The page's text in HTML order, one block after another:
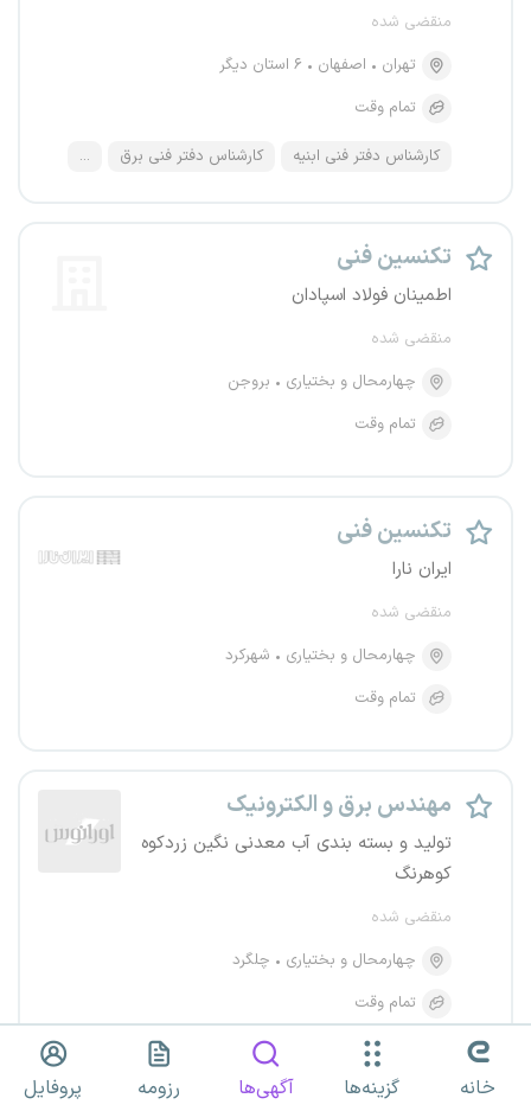
منقضی شده
تهران
اصفهان
۶ استان دیگر
تمام وقت
کارشناس دفتر فنی ابنیه کارشناس دفتر فنی برق ...
تکنسین فنی
اطمینان فولاد اسپادان
منقضی شده
چهارمحال و بختیاری
بروجن
تمام وقت
تکنسین فنی
ایران نارا
منقضی شده
چهارمحال و بختیاری
شهرکرد
تمام وقت
مهندس برق و الکترونیک
تولید و بسته بندی آب معدنی نگین زردکوه
کوهرنگ
منقضی شده
چهارمحال و بختیاری
چلگرد
تمام وقت
خانه گزینه‌ها آگهی‌ها رزومه پروفایل